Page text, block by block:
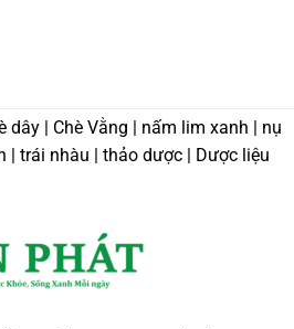
dây | Chè Vằng | nấm lim xanh | nụ
| trái nhàu | thảo dược | Dược liệu